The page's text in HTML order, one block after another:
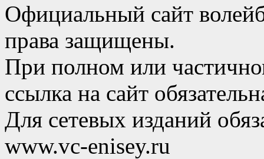
Официальный сайт
права защищены.
При полном или
ссылка на сайт
Для сетевых изданий
www.vc-enisey.ru